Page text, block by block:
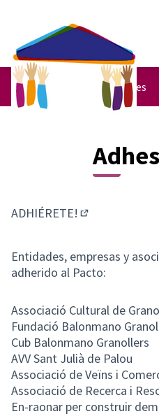
Pacte de Ciutat Adhesiones
ADHIÉRETE!
Entidades, empresas y
adherido al Pacto:
Associació Cultural de
Fundació Balonmano
Cub Balonmano Granollers
AVV Sant Julià de Palou
Associació de Veïns i
Associació de Recerca i
En-raonar per construir